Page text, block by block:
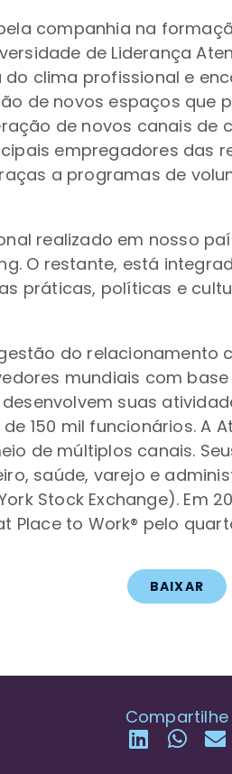
companhia na
de Liderança
clima profissional e
de novos espaços
de novos canais de
empregadores das
a programas de
realizado em nosso
O restante, está
práticas, políticas e
do relacionamento
mundiais com
suas
150 mil funcionários.
de múltiplos canais.
saúde, varejo e
Stock Exchange).
to Work® pelo
BAIXAR
Compartilhe